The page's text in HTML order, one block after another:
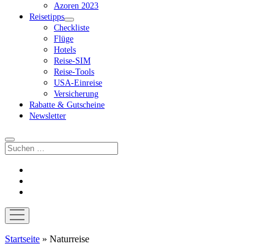
Azoren 2023
Reisetipps
Dropdown-
Menü
öffnen
Checkliste
Flüge
Hotels
Reise-SIM
Reise-Tools
USA-Einreise
Versicherung
Rabatte & Gutscheine
Newsletter
Suchen
Menü
öffnen
Startseite » Naturreise